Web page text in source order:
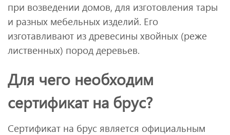
при возведении домов, для изготовления тары
и разных мебельных изделий. Его
изготавливают из древесины хвойных (реже
лиственных) пород деревьев.
Для чего необходим
сертификат на брус?
Сертификат на брус является официальным